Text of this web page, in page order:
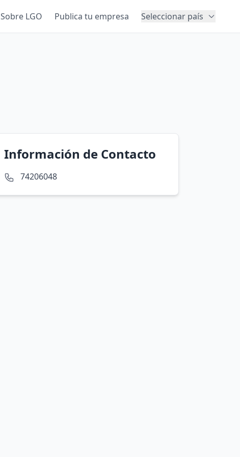
Sobre LGO Publica tu empresa Seleccionar país
Información de Contacto
74206048